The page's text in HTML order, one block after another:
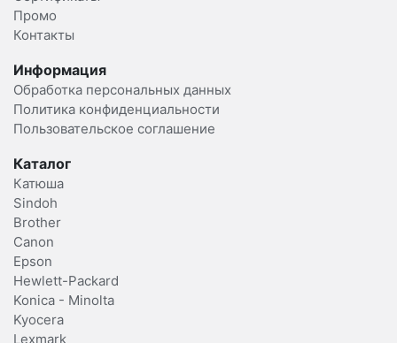
Промо
Контакты
Информация
Обработка персональных данных
Политика конфиденциальности
Пользовательское соглашение
Каталог
Катюша
Sindoh
Brother
Canon
Epson
Hewlett-Packard
Konica - Minolta
Kyocera
Lexmark